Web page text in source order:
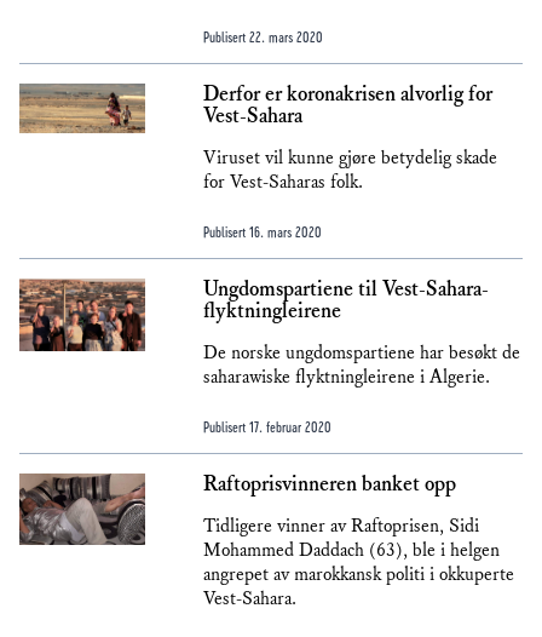
Publisert 22. mars 2020
Derfor er koronakrisen alvorlig for
Vest-Sahara
Viruset vil kunne gjøre betydelig skade
for Vest-Saharas folk.
Publisert 16. mars 2020
Ungdomspartiene til Vest-Sahara-
flyktningleirene
De norske ungdomspartiene har besøkt de
saharawiske flyktningleirene i Algerie.
Publisert 17. februar 2020
Raftoprisvinneren banket opp
Tidligere vinner av Raftoprisen, Sidi
Mohammed Daddach (63), ble i helgen
angrepet av marokkansk politi i okkuperte
Vest-Sahara.